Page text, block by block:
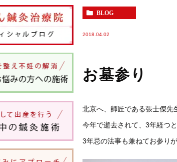
BLOG
2018.04.02
お墓参り
北京へ、師匠である張士傑先
今年で逝去されて、3年経つ
3年忌の法事も兼ねてお参り